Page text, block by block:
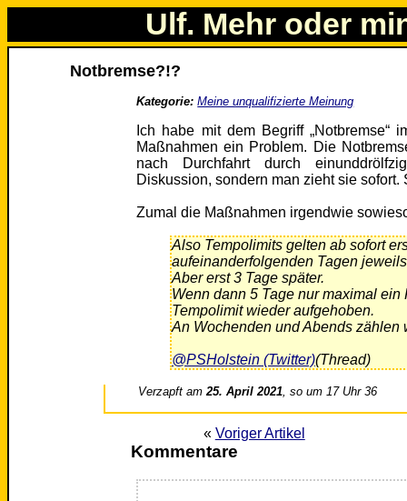
Ulf. Mehr oder
Notbremse?!?
Kategorie: Meine unqualifizierte Meinung
Ich habe mit dem Begriff „Notbremse“
Maßnahmen ein Problem. Die
nach Durchfahrt durch
Diskussion, sondern man zieht sie
Zumal die Maßnahmen irgendwie
Also Tempolimits gelten ab sofort
aufeinanderfolgenden Tagen
Aber erst 3 Tage später.
Wenn dann 5 Tage nur maximal
Tempolimit wieder aufgehoben.
An Wochenden und Abends zählen
@PSHolstein (Twitter)(Thread)
Verzapft am25. April 2021, so um 17 Uhr 36
« Voriger Artikel
Kommentare